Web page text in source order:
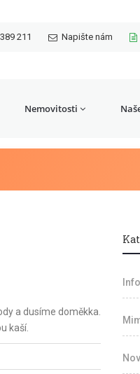
211 Napište nám
Nemovitosti
a dusíme doměkka.
kaší.